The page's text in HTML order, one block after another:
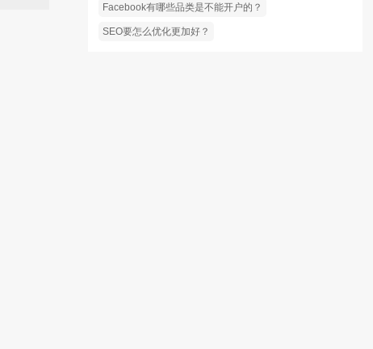
Facebook有哪些品类是不能开户的？
SEO要怎么优化更加好？